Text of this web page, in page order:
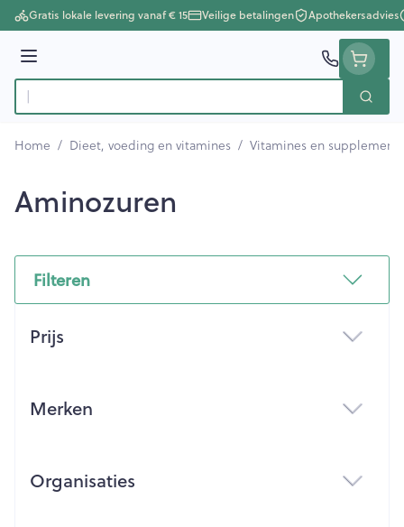
Ga naar de inhoud
Gratis lokale levering vanaf € 15 Veilige betalingen Apothekersadvies
Menu
Product, merk, categorie... Zoek
Home / Dieet, voeding en vitamines / Vitamines en
Aminozuren
Filteren
Prijs
Merken
Organisaties